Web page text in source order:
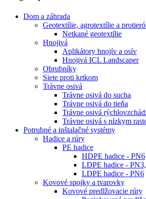
Dom a záhrada
Geotextílie, agrotextílie a
Netkané geotextílie
Hnojivá
Aplikátory hnojív a osív
Hnojivá ICL Landscaper
Obrubníky
Siete proti krtkom
Trávne osivá
Trávne osivá do sucha
Trávne osivá do tieňa
Trávne osivá
Trávne osivá s nízkym
Potrubné a inštalačné systémy
Hadice a rúry
PE hadice
HDPE hadice - PN6
LDPE hadice -
LDPE hadice - PN6
Kovové spojky a tvarovky
Kovové predlžovacie rúry